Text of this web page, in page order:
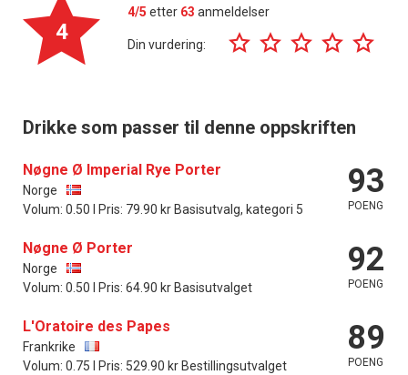
4
4/5 etter 63 anmeldelser
Din vurdering:
Drikke som passer til denne oppskriften
Nøgne Ø Imperial Rye Porter
Norge
Volum: 0.50 l Pris: 79.90 kr Basisutvalg, kategori 5
93
POENG
Nøgne Ø Porter
Norge
Volum: 0.50 l Pris: 64.90 kr Basisutvalget
92
POENG
L'Oratoire des Papes
Frankrike
Volum: 0.75 l Pris: 529.90 kr Bestillingsutvalget
89
POENG